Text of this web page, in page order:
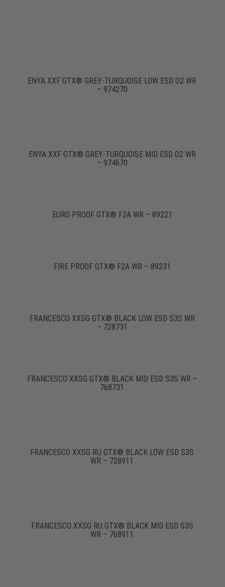
ENYA XXF GTX® GREY-TURQUOISE LOW ESD O2 WR
– 974270
ENYA XXF GTX® GREY-TURQUOISE MID ESD O2 WR
– 974670
EURO PROOF GTX® F2A WR – 89221
FIRE PROOF GTX® F2A WR – 89231
FRANCESCO XXSG GTX® BLACK LOW ESD S3S WR
– 728731
FRANCESCO XXSG GTX® BLACK MID ESD S3S WR –
768731
FRANCESCO XXSG RU GTX® BLACK LOW ESD S3S
WR – 728911
FRANCESCO XXSG RU GTX® BLACK MID ESD S3S
WR – 768911